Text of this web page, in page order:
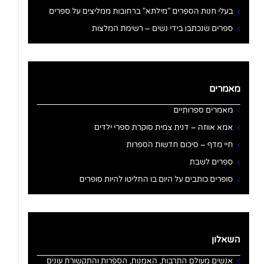
בעלי חנות הספרים "מילתא" ברחובות ממליצים על ספרים
ספרים שנכתבו בידי נשים – רשימת המלצות
מאמרים
מאמרים ספרותיים
אמא אווזה – דנית צמית סוקרת ספרי ילדים
חיי מדף – סיכום חדשות הספרות
ספרים לשבת
סופרים כותבים על היום בו החליטו להיות סופרים
השאלון
אנשים מעולם התרבות, האמנות, הספרות והתקשורת עונים